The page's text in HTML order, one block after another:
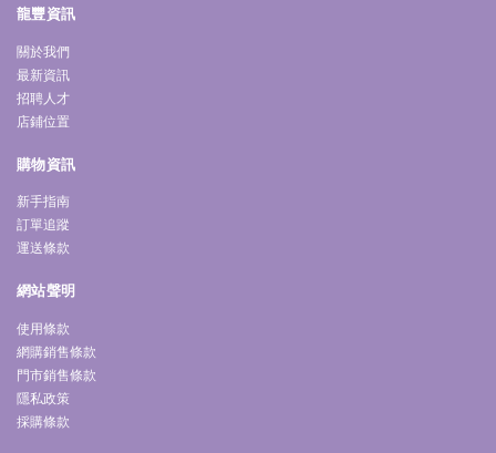
龍豐資訊
關於我們
最新資訊
招聘人才
店鋪位置
購物資訊
新手指南
訂單追蹤
運送條款
網站聲明
使用條款
網購銷售條款
門市銷售條款
隱私政策
採購條款